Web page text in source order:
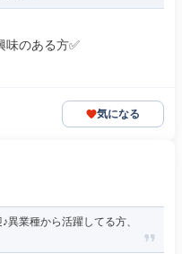
味のある方✅
気になる
業種から活躍してる方、